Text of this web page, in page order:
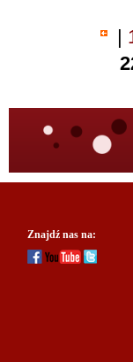
|
Znajdź nas na: